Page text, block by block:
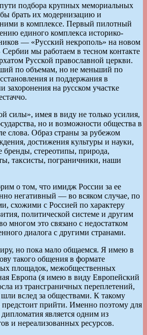
подбора крупных мемориальных
брать их модернизацию и
ними в комплексе. Первый пилотный
единого комплекса историко-
— «Русский некрополь» на новом
мы работаем в тесном контакте
Русской православной церкви.
по объемам, но не меньший по
и поддержания в
захоронения на русском участке
силы», имея в виду не только усилия,
но и возможности общества в
слова. Образ страны за рубежом
достижения культуры и науки,
бренды, стереотипы, природа,
таксисты, пограничники, наши
о том, что имидж России за ее
негативный — во всяком случае, по
схожими с Россией по характеру
политической системе и другим
многом это связано с недостатком
диалога с другими странами.
но пока мало общаемся. Я имею в
такого общения в формате
площадок, межобщественных
Европа (я имею в виду Европейский
из трансграничных переплетений,
шли вслед за обществами. К такому
предстоит прийти. Именно поэтому для
является одним из
и нереализованных ресурсов.